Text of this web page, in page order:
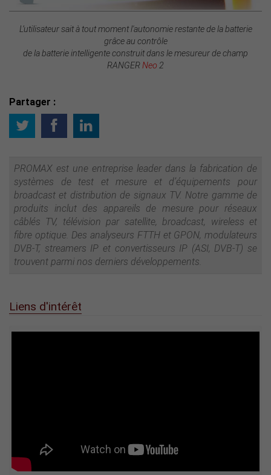
L’utilisateur sait à tout moment l'autonomie restante de la batterie
grâce au contrôle
de la batterie intelligente construit dans le mesureur de champ
RANGERNeo 2
Partager :
PROMAX est une entreprise leader dans la fabrication de
systèmes de test et mesure et d’équipements pour
broadcast et distribution de signaux TV. Notre gamme de
produits inclut des appareils de mesure pour réseaux
câblés TV, télévision par satellite, broadcast, wireless et
fibre optique. Des analyseurs FTTH et GPON, modulateurs
DVB-T, streamers IP et convertisseurs IP (ASI, DVB-T) se
trouvent parmi nos derniers développements.
Liens d'intérêt